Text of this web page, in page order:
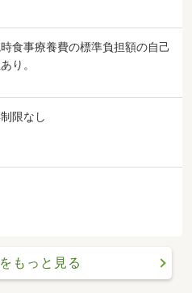
時食事療養費の標準負担額の自己
り。
限なし
もっと見る